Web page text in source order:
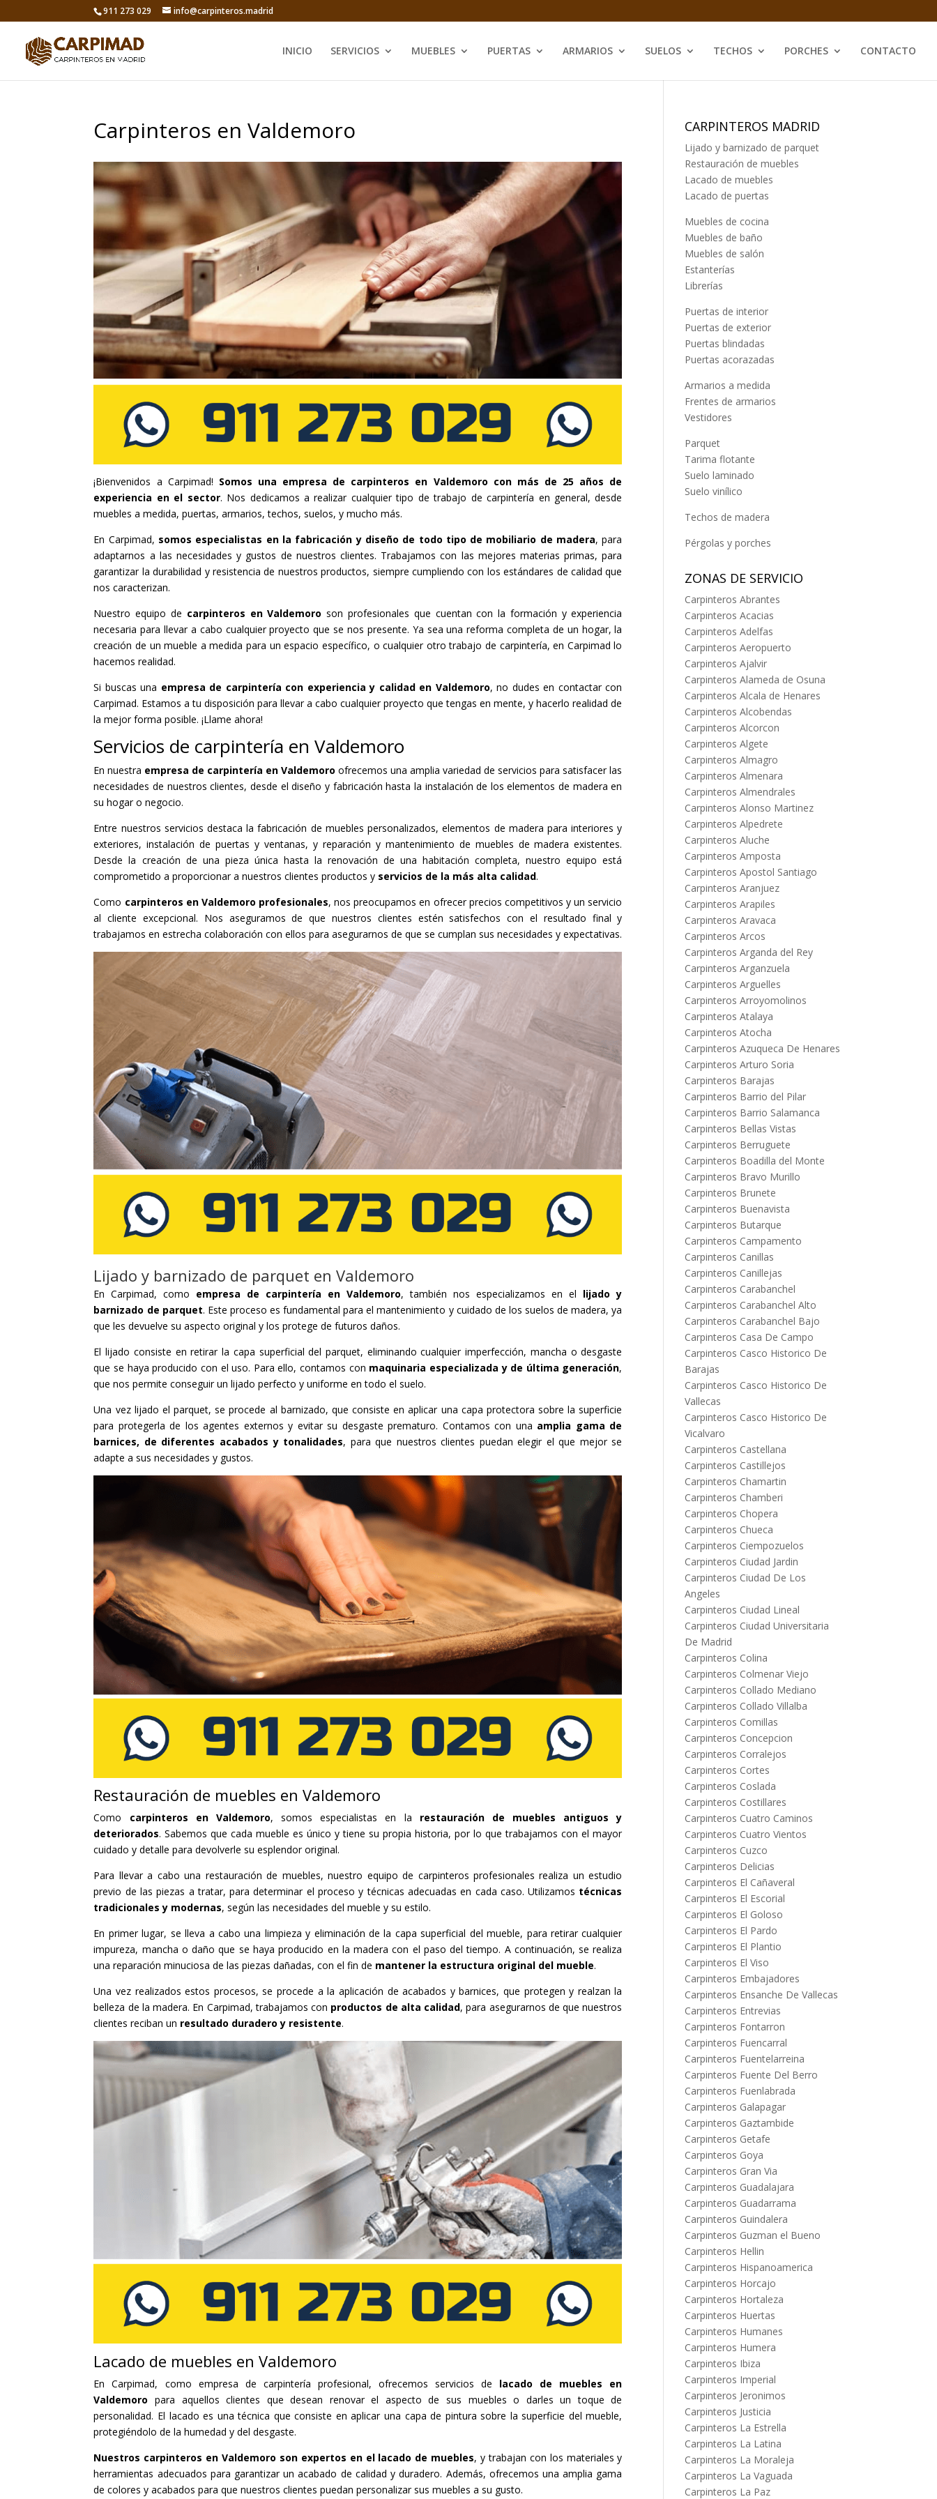
911 273 029 info@carpinteros.madrid
INICIO SERVICIOS MUEBLES PUERTAS ARMARIOS SUELOS TECHOS PORCHES CONTACTO
Carpinteros en Valdemoro
¡Bienvenidos a Carpimad! Somos una empresa de carpinteros en Valdemoro con más de 25 años de
experiencia en el sector. Nos dedicamos a realizar cualquier tipo de trabajo de carpintería en general, desde
muebles a medida, puertas, armarios, techos, suelos, y mucho más.
En Carpimad, somos especialistas en la fabricación y diseño de todo tipo de mobiliario de madera, para
adaptarnos a las necesidades y gustos de nuestros clientes. Trabajamos con las mejores materias primas, para
garantizar la durabilidad y resistencia de nuestros productos, siempre cumpliendo con los estándares de calidad que
nos caracterizan.
Nuestro equipo de carpinteros en Valdemoroson profesionales que cuentan con la formación y experiencia
necesaria para llevar a cabo cualquier proyecto que se nos presente. Ya sea una reforma completa de un hogar, la
creación de un mueble a medida para un espacio específico, o cualquier otro trabajo de carpintería, en Carpimad lo
hacemos realidad.
Si buscas una empresa de carpintería con experiencia y calidad en Valdemoro, no dudes en contactar con
Carpimad. Estamos a tu disposición para llevar a cabo cualquier proyecto que tengas en mente, y hacerlo realidad de
la mejor forma posible. ¡Llame ahora!
Servicios de carpintería en Valdemoro
En nuestra empresa de carpintería en Valdemoroofrecemos una amplia variedad de servicios para satisfacer las
necesidades de nuestros clientes, desde el diseño y fabricación hasta la instalación de los elementos de madera en
su hogar o negocio.
Entre nuestros servicios destaca la fabricación de muebles personalizados, elementos de madera para interiores y
exteriores, instalación de puertas y ventanas, y reparación y mantenimiento de muebles de madera existentes.
Desde la creación de una pieza única hasta la renovación de una habitación completa, nuestro equipo está
comprometido a proporcionar a nuestros clientes productos y servicios de la más alta calidad.
Como carpinteros en Valdemoro profesionales, nos preocupamos en ofrecer precios competitivos y un servicio
al cliente excepcional. Nos aseguramos de que nuestros clientes estén satisfechos con el resultado final y
trabajamos en estrecha colaboración con ellos para asegurarnos de que se cumplan sus necesidades y expectativas.
Lijado y barnizado de parquet en Valdemoro
En Carpimad, como empresa de carpintería en Valdemoro, también nos especializamos en el lijado y
barnizado de parquet. Este proceso es fundamental para el mantenimiento y cuidado de los suelos de madera, ya
que les devuelve su aspecto original y los protege de futuros daños.
El lijado consiste en retirar la capa superficial del parquet, eliminando cualquier imperfección, mancha o desgaste
que se haya producido con el uso. Para ello, contamos con maquinaria especializada y de última generación,
que nos permite conseguir un lijado perfecto y uniforme en todo el suelo.
Una vez lijado el parquet, se procede al barnizado, que consiste en aplicar una capa protectora sobre la superficie
para protegerla de los agentes externos y evitar su desgaste prematuro. Contamos con una amplia gama de
barnices, de diferentes acabados y tonalidades, para que nuestros clientes puedan elegir el que mejor se
adapte a sus necesidades y gustos.
Restauración de muebles en Valdemoro
Como carpinteros en Valdemoro, somos especialistas en la restauración de muebles antiguos y
deteriorados. Sabemos que cada mueble es único y tiene su propia historia, por lo que trabajamos con el mayor
cuidado y detalle para devolverle su esplendor original.
Para llevar a cabo una restauración de muebles, nuestro equipo de carpinteros profesionales realiza un estudio
previo de las piezas a tratar, para determinar el proceso y técnicas adecuadas en cada caso. Utilizamos técnicas
tradicionales y modernas, según las necesidades del mueble y su estilo.
En primer lugar, se lleva a cabo una limpieza y eliminación de la capa superficial del mueble, para retirar cualquier
impureza, mancha o daño que se haya producido en la madera con el paso del tiempo. A continuación, se realiza
una reparación minuciosa de las piezas dañadas, con el fin de mantener la estructura original del mueble.
Una vez realizados estos procesos, se procede a la aplicación de acabados y barnices, que protegen y realzan la
belleza de la madera. En Carpimad, trabajamos con productos de alta calidad, para asegurarnos de que nuestros
clientes reciban un resultado duradero y resistente.
Lacado de muebles en Valdemoro
En Carpimad, como empresa de carpintería profesional, ofrecemos servicios de lacado de muebles en
Valdemoro para aquellos clientes que desean renovar el aspecto de sus muebles o darles un toque de
personalidad. El lacado es una técnica que consiste en aplicar una capa de pintura sobre la superficie del mueble,
protegiéndolo de la humedad y del desgaste.
Nuestros carpinteros en Valdemoro son expertos en el lacado de muebles, y trabajan con los materiales y
herramientas adecuados para garantizar un acabado de calidad y duradero. Además, ofrecemos una amplia gama
de colores y acabados para que nuestros clientes puedan personalizar sus muebles a su gusto.
CARPINTEROS MADRID
Lijado y barnizado de parquet
Restauración de muebles
Lacado de muebles
Lacado de puertas
Muebles de cocina
Muebles de baño
Muebles de salón
Estanterías
Librerías
Puertas de interior
Puertas de exterior
Puertas blindadas
Puertas acorazadas
Armarios a medida
Frentes de armarios
Vestidores
Parquet
Tarima flotante
Suelo laminado
Suelo vinílico
Techos de madera
Pérgolas y porches
ZONAS DE SERVICIO
Carpinteros Abrantes
Carpinteros Acacias
Carpinteros Adelfas
Carpinteros Aeropuerto
Carpinteros Ajalvir
Carpinteros Alameda de Osuna
Carpinteros Alcala de Henares
Carpinteros Alcobendas
Carpinteros Alcorcon
Carpinteros Algete
Carpinteros Almagro
Carpinteros Almenara
Carpinteros Almendrales
Carpinteros Alonso Martinez
Carpinteros Alpedrete
Carpinteros Aluche
Carpinteros Amposta
Carpinteros Apostol Santiago
Carpinteros Aranjuez
Carpinteros Arapiles
Carpinteros Aravaca
Carpinteros Arcos
Carpinteros Arganda del Rey
Carpinteros Arganzuela
Carpinteros Arguelles
Carpinteros Arroyomolinos
Carpinteros Atalaya
Carpinteros Atocha
Carpinteros Azuqueca De Henares
Carpinteros Arturo Soria
Carpinteros Barajas
Carpinteros Barrio del Pilar
Carpinteros Barrio Salamanca
Carpinteros Bellas Vistas
Carpinteros Berruguete
Carpinteros Boadilla del Monte
Carpinteros Bravo Murillo
Carpinteros Brunete
Carpinteros Buenavista
Carpinteros Butarque
Carpinteros Campamento
Carpinteros Canillas
Carpinteros Canillejas
Carpinteros Carabanchel
Carpinteros Carabanchel Alto
Carpinteros Carabanchel Bajo
Carpinteros Casa De Campo
Carpinteros Casco Historico De
Barajas
Carpinteros Casco Historico De
Vallecas
Carpinteros Casco Historico De
Vicalvaro
Carpinteros Castellana
Carpinteros Castillejos
Carpinteros Chamartin
Carpinteros Chamberi
Carpinteros Chopera
Carpinteros Chueca
Carpinteros Ciempozuelos
Carpinteros Ciudad Jardin
Carpinteros Ciudad De Los
Angeles
Carpinteros Ciudad Lineal
Carpinteros Ciudad Universitaria
De Madrid
Carpinteros Colina
Carpinteros Colmenar Viejo
Carpinteros Collado Mediano
Carpinteros Collado Villalba
Carpinteros Comillas
Carpinteros Concepcion
Carpinteros Corralejos
Carpinteros Cortes
Carpinteros Coslada
Carpinteros Costillares
Carpinteros Cuatro Caminos
Carpinteros Cuatro Vientos
Carpinteros Cuzco
Carpinteros Delicias
Carpinteros El Cañaveral
Carpinteros El Escorial
Carpinteros El Goloso
Carpinteros El Pardo
Carpinteros El Plantio
Carpinteros El Viso
Carpinteros Embajadores
Carpinteros Ensanche De Vallecas
Carpinteros Entrevias
Carpinteros Fontarron
Carpinteros Fuencarral
Carpinteros Fuentelarreina
Carpinteros Fuente Del Berro
Carpinteros Fuenlabrada
Carpinteros Galapagar
Carpinteros Gaztambide
Carpinteros Getafe
Carpinteros Goya
Carpinteros Gran Via
Carpinteros Guadalajara
Carpinteros Guadarrama
Carpinteros Guindalera
Carpinteros Guzman el Bueno
Carpinteros Hellin
Carpinteros Hispanoamerica
Carpinteros Horcajo
Carpinteros Hortaleza
Carpinteros Huertas
Carpinteros Humanes
Carpinteros Humera
Carpinteros Ibiza
Carpinteros Imperial
Carpinteros Jeronimos
Carpinteros Justicia
Carpinteros La Estrella
Carpinteros La Latina
Carpinteros La Moraleja
Carpinteros La Vaguada
Carpinteros La Paz